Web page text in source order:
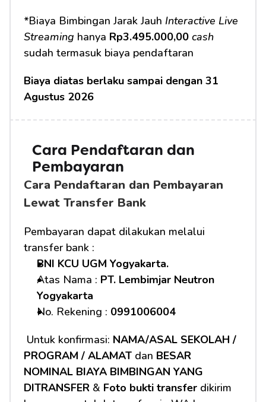
*Biaya Bimbingan Jarak Jauh Interactive Live
Streaming hanya Rp3.495.000,00 cash
sudah termasuk biaya pendaftaran
Biaya diatas berlaku sampai dengan 31
Agustus 2026
Cara Pendaftaran dan
Pembayaran
Cara Pendaftaran dan Pembayaran
Lewat Transfer Bank
Pembayaran dapat dilakukan melalui
transfer bank :
BNI KCU UGM Yogyakarta.
Atas Nama : PT. Lembimjar Neutron
Yogyakarta
No. Rekening : 0991006004
Untuk konfirmasi: NAMA/ASAL SEKOLAH /
PROGRAM / ALAMAT dan BESAR
NOMINAL BIAYA BIMBINGAN YANG
DITRANSFER & Foto bukti transfer dikirim